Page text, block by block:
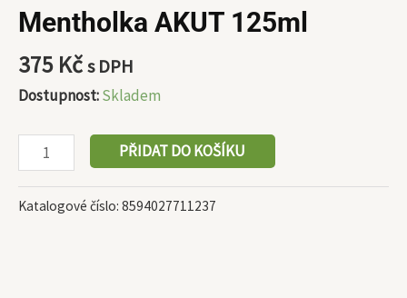
Mentholka AKUT 125ml
375 Kčs DPH
Dostupnost:Skladem
PŘIDAT DO KOŠÍKU
Katalogové číslo: 8594027711237